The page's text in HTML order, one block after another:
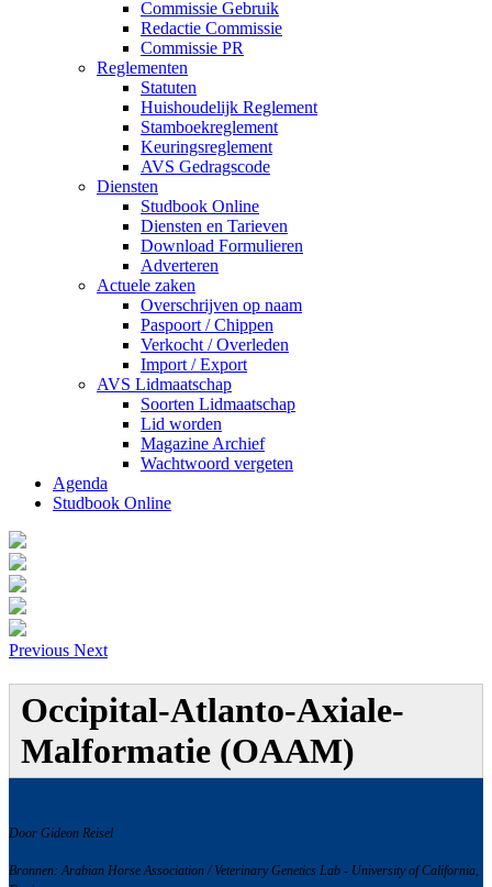
Commissie Gebruik
Redactie Commissie
Commissie PR
Reglementen
Statuten
Huishoudelijk Reglement
Stamboekreglement
Keuringsreglement
AVS Gedragscode
Diensten
Studbook Online
Diensten en Tarieven
Download Formulieren
Adverteren
Actuele zaken
Overschrijven op naam
Paspoort / Chippen
Verkocht / Overleden
Import / Export
AVS Lidmaatschap
Soorten Lidmaatschap
Lid worden
Magazine Archief
Wachtwoord vergeten
Agenda
Studbook Online
Previous Next
Occipital-Atlanto-Axiale-
Malformatie (OAAM)
Door Gideon Reisel
Bronnen: Arabian Horse Association / Veterinary Genetics Lab - University of California,